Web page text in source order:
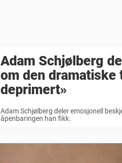
Adam Schjølberg
om den dramatiske
deprimert»
Adam Schjølberg deler emosjonell
åpenbaringen han fikk.